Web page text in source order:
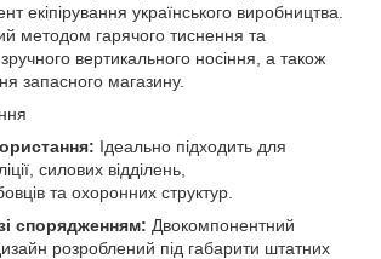
екіпірування українського виробництва.
методом гарячого тиснення та
вертикального носіння, а також
запасного магазину.
Ідеально підходить для
силових відділень,
та охоронних структур.
спорядженням: Двокомпонентний
розроблений під габарити штатних